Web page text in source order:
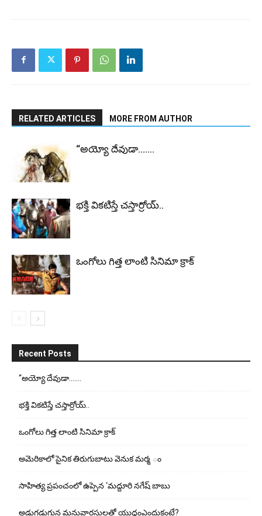
RELATED ARTICLES MORE FROM AUTHOR
“అయ్యో దేవుడా…….
భ‌క్తి విక‌టిస్తే చ‌స్తార్రోయ్‌..
ఒంగోలు గిత్త లాంటి సినిమా క్రాక్
Recent Posts
“అయ్యో దేవుడా…….
భ‌క్తి విక‌టిస్తే చ‌స్తార్రోయ్‌..
ఒంగోలు గిత్త లాంటి సినిమా క్రాక్
అమెరికాలో సైనిక తిరుగుబాటు వెనుక మర్మ ం
సాహిత్య ప్రపంచంలో ఉప్పెన ‘మద్దూరి నగేష్ బాబు
అడుగ‌డుగున మ‌నువార‌సుల‌తో యుద్ధంఎందుకంటే?